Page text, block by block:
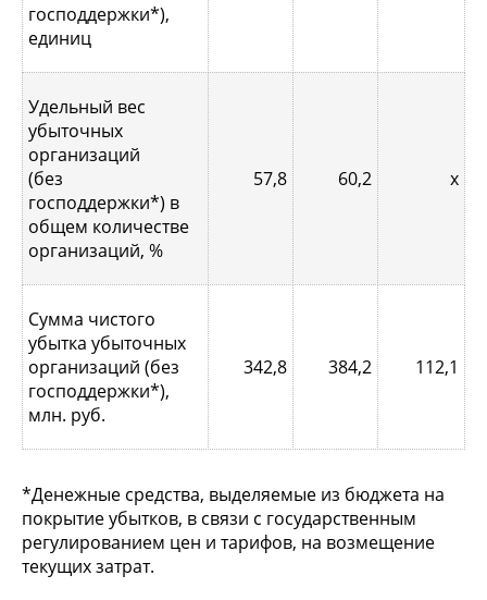
господдержки*),
единиц
Удельный вес
убыточных
организаций
(без
господдержки*) в
общем количестве
организаций, %
57,8 60,2 х
Сумма чистого
убытка убыточных
организаций (без
господдержки*),
млн. руб.
342,8 384,2 112,1
*Денежные средства, выделяемые из бюджета на
покрытие убытков, в связи с государственным
регулированием цен и тарифов, на возмещение
текущих затрат.